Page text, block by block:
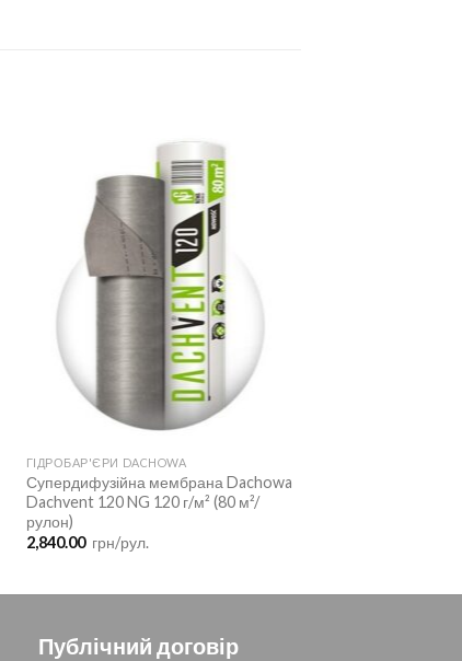
ГІДРОБАР'ЄРИ DACHOWA
Супердифузійна мембрана Dachowa
Dachvent 120 NG 120 г/м² (80 м²/
рулон)
2,840.00 грн/рул.
Публічний договір